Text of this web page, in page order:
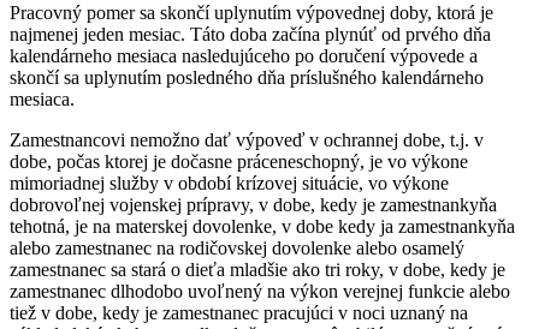
Pracovný pomer sa skončí uplynutím výpovednej doby, ktorá je
najmenej jeden mesiac. Táto doba začína plynúť od prvého dňa
kalendárneho mesiaca nasledujúceho po doručení výpovede a
skončí sa uplynutím posledného dňa príslušného kalendárneho
mesiaca.
Zamestnancovi nemožno dať výpoveď v ochrannej dobe, t.j. v
dobe, počas ktorej je dočasne práceneschopný, je vo výkone
mimoriadnej služby v období krízovej situácie, vo výkone
dobrovoľnej vojenskej prípravy, v dobe, kedy je zamestnankyňa
tehotná, je na materskej dovolenke, v dobe kedy ja zamestnankyňa
alebo zamestnanec na rodičovskej dovolenke alebo osamelý
zamestnanec sa stará o dieťa mladšie ako tri roky, v dobe, kedy je
zamestnanec dlhodobo uvoľnený na výkon verejnej funkcie alebo
tiež v dobe, kedy je zamestnanec pracujúci v noci uznaný na